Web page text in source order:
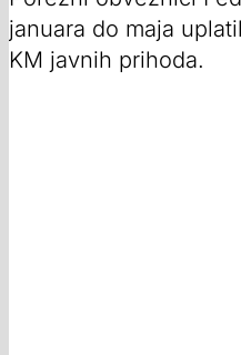
januara do maja
KM javnih prihoda.